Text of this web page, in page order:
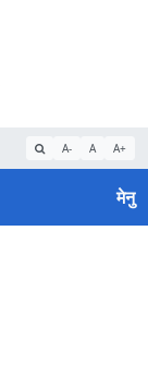
A- A A+
मेनु